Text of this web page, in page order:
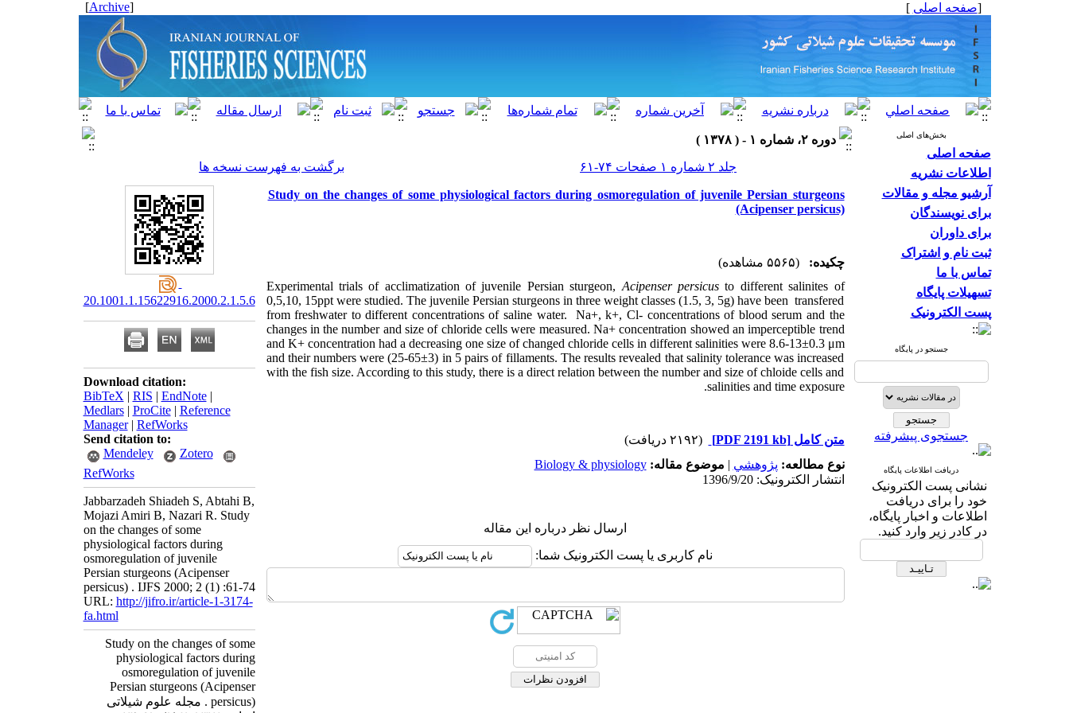
[صفحه اصلی ]
[
Archive
]
بخش‌های اصلی
صفحه اصلی
اطلاعات نشریه
آرشیو مجله و مقالات
برای نویسندگان
برای داوران
ثبت نام و اشتراک
تماس با ما
تسهیلات پایگاه
پست الکترونیک
جستجو در پایگاه
جستجوی پیشرفته
دریافت اطلاعات پایگاه
نشانی پست الکترونیک
خود را برای دریافت
اطلاعات و اخبار پایگاه،
در کادر زیر وارد کنید.
دوره ۲، شماره ۱ - ( ۱۳۷۸ )
جلد ۲ شماره ۱ صفحات ۷۴-۶۱
برگشت به فهرست نسخه ها
Study on the changes of some physiological factors during osmoregulation of juvenile Persian sturgeons
(Acipenser persicus)
چکیده:
(۵۵۶۵ مشاهده)
Experimental trials of acclimatization of juvenile Persian sturgeon, Acipenser persicusto different salinites of
0,5,10, 15ppt were studied. The juvenile Persian sturgeons in three weight classes (1.5, 3, 5g) have been transfered
from freshwater to different concentrations of saline water. Na+, k+, Cl- concentrations of blood serum and the
changes in the number and size of chloride cells were measured. Na+ concentration showed an imperceptible trend
and K+ concentration had a decreasing one size of changed chloride cells in different salinities were 8.6-13±0.3 μm
and their numbers were (25-65±3) in 5 pairs of fillaments. The results revealed that salinity tolerance was increased
with the fish size. According to this study, there is a direct relation between the number and size of chloide cells and
salinities and time exposure.
متن کامل[PDF 2191 kb]
(۲۱۹۲ دریافت)
نوع مطالعه: پژوهشي | موضوع مقاله:Biology & physiology
انتشار الکترونیک: 1396/9/20
ارسال نظر درباره این مقاله
نام کاربری یا پست الکترونیک شما:
20.1001.1.15622916.2000.2.1.5.6
Download citation:
BibTeX | RIS | EndNote|
Medlars| ProCite| Reference
Manager| RefWorks
Send citation to:
Mendeley
Zotero
RefWorks
Jabbarzadeh Shiadeh S, Abtahi B,
Mojazi Amiri B, Nazari R. Study
on the changes of some
physiological factors during
osmoregulation of juvenile
Persian sturgeons (Acipenser
persicus) . IJFS 2000; 2 (1) :61-74
URL: http://jifro.ir/article-1-3174-
fa.html
Study on the changes of some
physiological factors during
osmoregulation of juvenile
Persian sturgeons (Acipenser
persicus) . مجله علوم شیلاتی